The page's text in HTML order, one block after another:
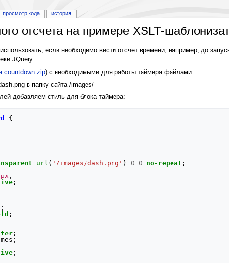
отсчета на примере XSLT-
если необходимо вести отсчет времени, например, до
JQuery.
) с необходимыми для работы таймера файлами.
в папку сайта /images/
добавляем стиль для блока таймера:
{
url ( '/images/dash.png' ) 0 0 no-repeat ;
px ;
;
;
;
;
;
;
просмотр кода история